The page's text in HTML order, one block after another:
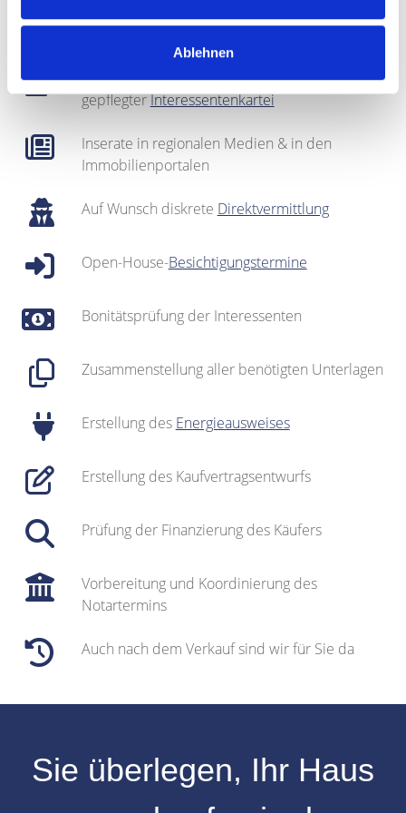
Ablehnen
Fotografie & Exposé-Erstellung
Regionales Netzwerk inklusive sehr gut
gepflegterInteressentenkartei
Inserate in regionalen Medien & in den
Immobilienportalen
Auf Wunsch diskrete Direktvermittlung
Open-House-Besichtigungstermine
Bonitätsprüfung der Interessenten
Zusammenstellung aller benötigten Unterlagen
Erstellung des Energieausweises
Erstellung des Kaufvertragsentwurfs
Prüfung der Finanzierung des Käufers
Vorbereitung und Koordinierung des
Notartermins
Auch nach dem Verkauf sind wir für Sie da
Sie überlegen, Ihr Haus